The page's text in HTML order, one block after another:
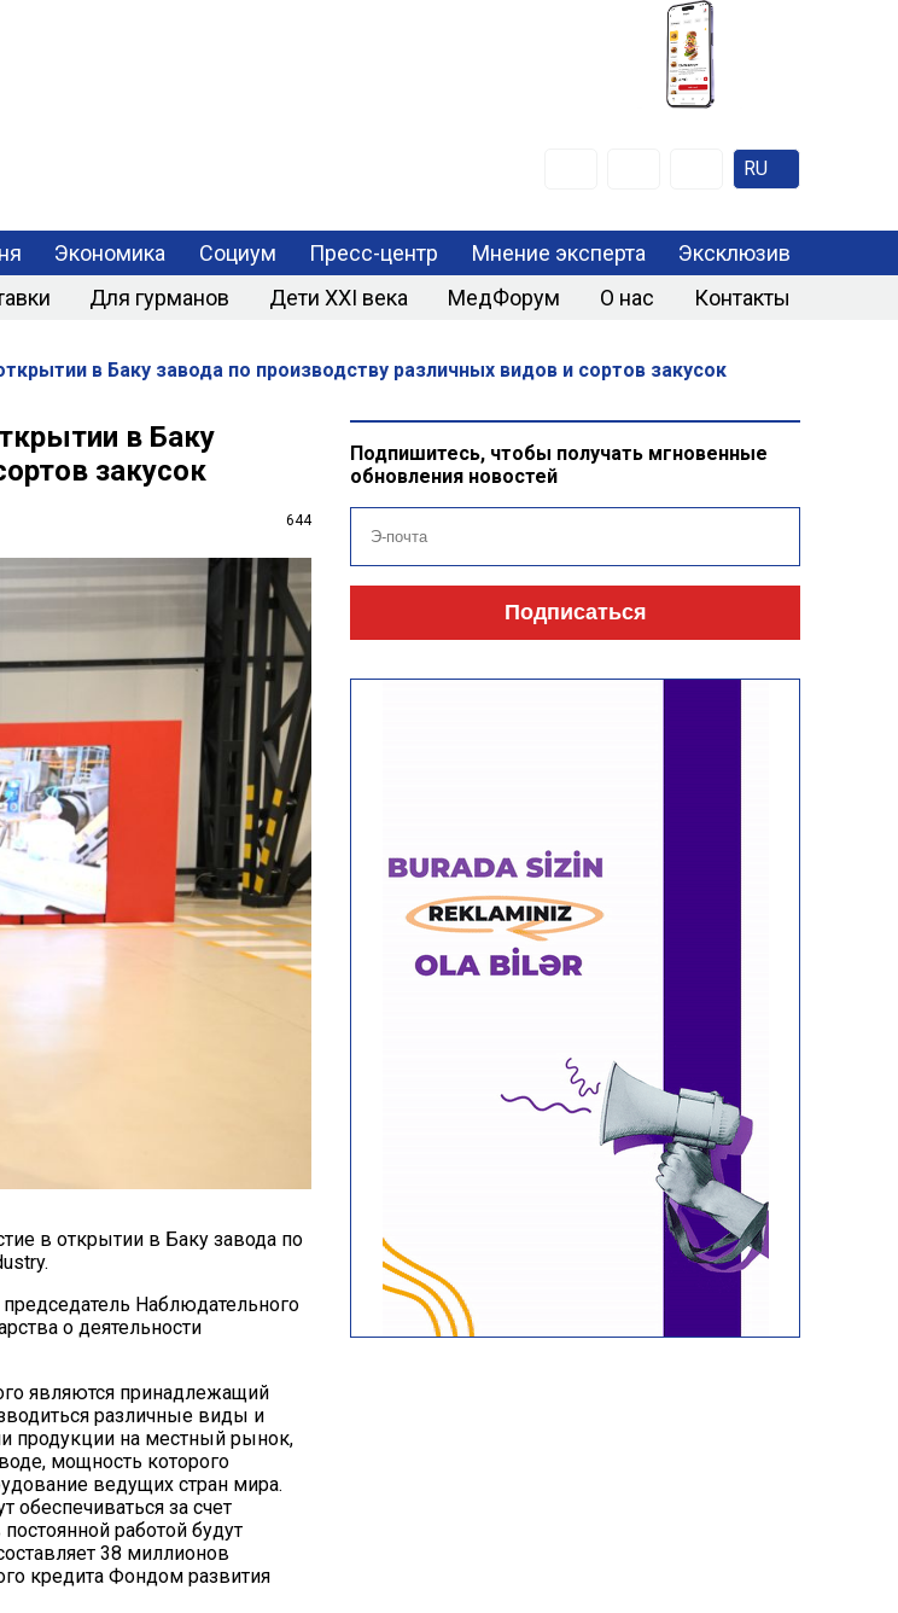
RU
Экономика Социум Пресс-центр Мнение эксперта
Эксклюзив
Для гурманов Дети XXI века МедФорум О нас Контакты
в Баку завода по производству различных видов и сортов закусок
в Баку
закусок
644
в открытии в Баку завода по
Наблюдательного
о деятельности
являются принадлежащий
различные виды и
продукции на местный рынок,
мощность которого
ведущих стран мира.
за счет
работой будут
38 миллионов
кредита Фондом развития
Подпишитесь, чтобы получать мгновенные
обновления новостей
Подписаться